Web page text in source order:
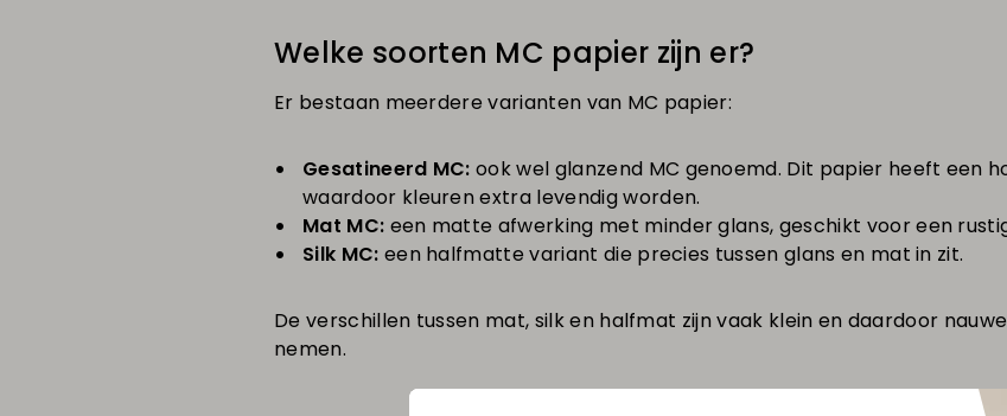
Welke soorten MC papier zijn er?
Er bestaan meerdere varianten van MC papier:
Gesatineerd MC: ook wel glanzend MC genoemd. Dit papier heeft een
waardoor kleuren extra levendig worden.
Mat MC: een matte afwerking met minder glans, geschikt voor een
Silk MC: een halfmatte variant die precies tussen glans en mat in zit.
De verschillen tussen mat, silk en halfmat zijn vaak klein en daardoor
nemen.